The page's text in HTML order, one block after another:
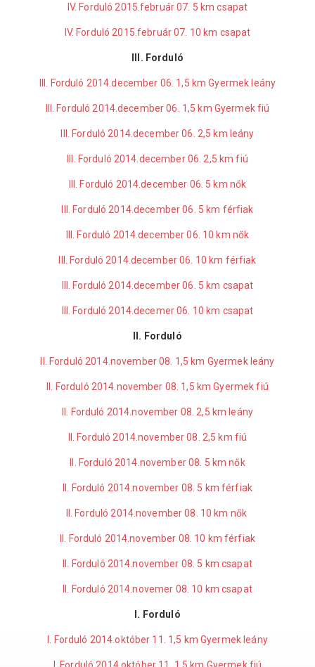
IV. Forduló 2015.február 07. 5 km csapat
IV. Forduló 2015.február 07. 10 km csapat
III. Forduló
III. Forduló 2014.december 06. 1,5 km Gyermek leány
III. Forduló 2014.december 06. 1,5 km Gyermek fiú
III. Forduló 2014.december 06. 2,5 km leány
III. Forduló 2014.december 06. 2,5 km fiú
III. Forduló 2014.december 06. 5 km nők
III. Forduló 2014.december 06. 5 km férfiak
III. Forduló 2014.december 06. 10 km nők
III. Forduló 2014.december 06. 10 km férfiak
III. Forduló 2014.december 06. 5 km csapat
III. Forduló 2014.decemer 06. 10 km csapat
II. Forduló
II. Forduló 2014.november 08. 1,5 km Gyermek leány
II. Forduló 2014.november 08. 1,5 km Gyermek fiú
II. Forduló 2014.november 08. 2,5 km leány
II. Forduló 2014.november 08. 2,5 km fiú
II. Forduló 2014.november 08. 5 km nők
II. Forduló 2014.november 08. 5 km férfiak
II. Forduló 2014.november 08. 10 km nők
II. Forduló 2014.november 08. 10 km férfiak
II. Forduló 2014.november 08. 5 km csapat
II. Forduló 2014.novemer 08. 10 km csapat
I. Forduló
I. Forduló 2014.október 11. 1,5 km Gyermek leány